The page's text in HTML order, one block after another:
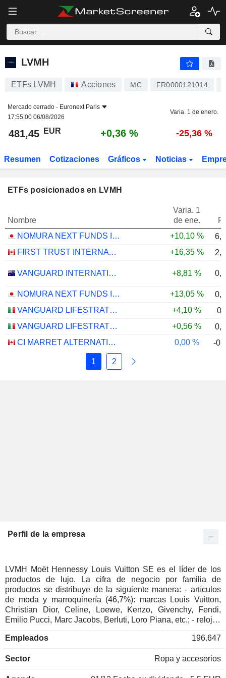
LVMH
LVMH
ETFs LVMH Acciones MC FR0000121014
Mercado cerrado - Euronext Paris
17:55:00 06/08/2026
Varia. 1 de enero.
481,45 EUR +0,36 % -25,36 %
Resumen Cotizaciones Gráficos Noticias
ETFs posicionados en LVMH
Nombre
Varia. 1
de ene.
NOMURA NEXT FUNDS INTERNATIONAL EQUITY MSCI-KOKUSAI (YEN-HEDGED) ETF - JPY
+10,10 %
FIRST TRUST INTERNATIONAL CAPITAL STRENGTH ETF - CAD
+16,35 %
VANGUARD INTERNATIONAL EQUITY INDEX FUNDS - VANGUARD FTSE ALL-WORLD EX-US ETF +8,81 %
NOMURA NEXT FUNDS INTERNATIONAL EQUITY MSCI-KOKUSAI (UNHEDGED) ETF - JPY +13,05 %
VANGUARD LIFESTRATEGY 40% EQUITY UCITS ETF - DISTRIBUTING - EUR
+4,10 %
VANGUARD LIFESTRATEGY 20% EQUITY UCITS ETF - DISTRIBUTING - EUR
+0,56 %
CI MARRET ALTERNATIVE ABSOLUTE RETURN BOND ETF - CAD
0,00 % -
1 2
Perfil de la empresa
LVMH Moët Hennessy Louis Vuitton SE es el líder de los
productos de lujo. La cifra de negocio por familia de
productos se distribuye de la siguiente manera: - artículos
de moda y marroquinería (46,7%): marcas Louis Vuitton,
Christian Dior, Celine, Loewe, Kenzo, Givenchy, Fendi,
Emilio Pucci, Marc Jacobs, Berluti, Loro Piana, etc.; - relojes
Fred, Tiffany, etc.; - perfumes y cosméticos (10,1%):
Givenchy, etc.), productos de maquillaje (Make Up For Ever,
Empleados 196.647
Sector Ropa y accesorios